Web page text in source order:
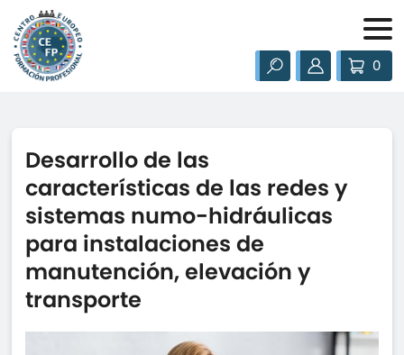
0
Desarrollo de las
características de las redes y
sistemas numo-hidráulicas
para instalaciones de
manutención, elevación y
transporte